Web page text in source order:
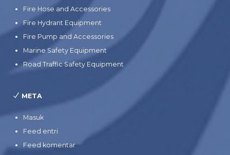
Fire Hose and Accessories
Fire Hydrant Equipment
Fire Pump and Accessories
Marine Safety Equipment
Road Traffic Safety Equipment
META
Masuk
Feed entri
Feed komentar